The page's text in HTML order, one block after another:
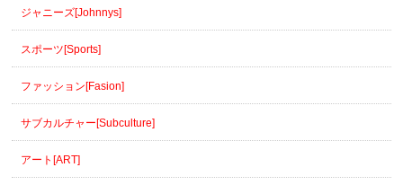
ジャニーズ[Johnnys]
スポーツ[Sports]
ファッション[Fasion]
サブカルチャー[Subculture]
アート[ART]